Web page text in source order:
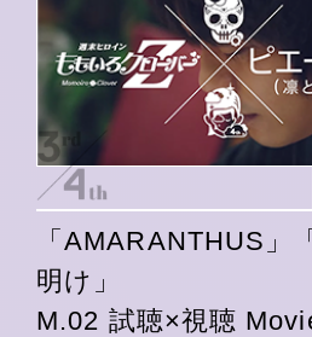
「AMARANTHUS」
明け」
M.02 試聴×視聴